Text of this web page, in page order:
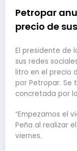
Petropar
precio de
El presidente de
sus redes
litro en el precio
por Petropar. Se
concretada por
“Empezamos el
Peña al realizar
viernes.